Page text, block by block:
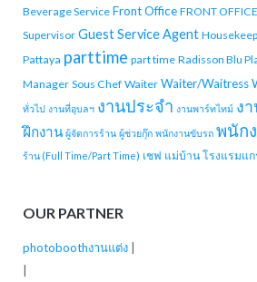
Beverage Service Front Office FRONT
Supervisor Guest Service Agent
Pattaya parttime part time Radisson Blu
Manager Sous Chef Waiter Waiter/Waitress
ทั่วไป งานที่อุบลฯ งานประจำ งานพาร์ทไทม์ ง
ฝึกงาน ผู้จัดการร้าน ผู้ช่วยกุ๊ก พนักงานขับรถ พนัก
ร้าน (Full Time/Part Time) เชฟ แม่บ้าน โรงแรมแก
OUR PARTNER
photoboothงานแต่ง|